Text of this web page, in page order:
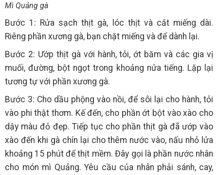
Mì Quảng gà
Bước 1: Rửa sạch thịt gà, lóc thịt và cắt miếng dài.
Riêng phần xương gà, bạn chặt miếng và để dành lại.
Bước 2: Ướp thịt gà với hành, tỏi, ớt băm và các gia vị
muối, đường, bột ngọt trong khoảng nửa tiếng. Lặp lại
tương tự với phần xương gà.
Bước 3: Cho dầu phộng vào nồi, để sôi lại cho hành, tỏi
vào phi thật thơm. Kế đến, cho phần ớt bột vào xào cho
dậy màu đỏ đẹp. Tiếp tục cho phần thịt gà đã ướp vào
xào đến khi gà chín lại cho thêm nước vào, nấu nhỏ lửa
khoảng 15 phút để thịt mềm. Đây gọi là phần nước nhân
cho món mì Quảng. Yêu cầu của nhân phải sánh, cay,